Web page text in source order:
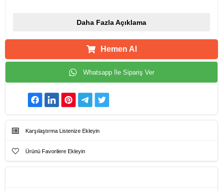
Daha Fazla Açıklama
Hemen Al
Whatsapp İle Sipariş Ver
Karşılaştırma Listenize Ekleyin
Ürünü Favorilere Ekleyin